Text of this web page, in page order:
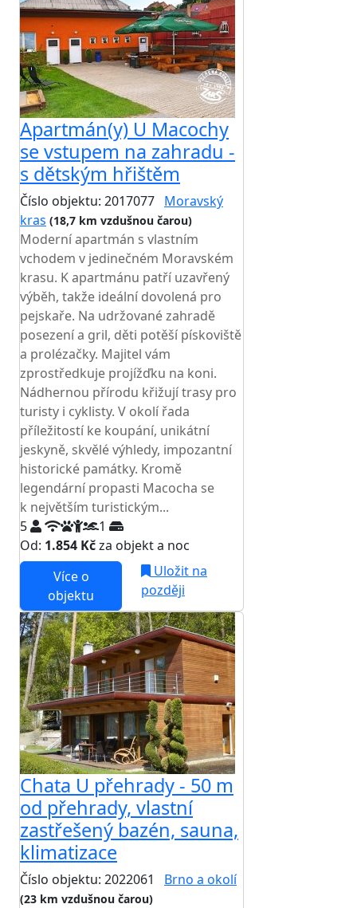
Apartmán(y) U Macochy
se vstupem na zahradu -
s dětským hřištěm
Číslo objektu: 2017077 Moravský
kras (18,7 km vzdušnou čarou)
Moderní apartmán s vlastním
vchodem v jedinečném Moravském
krasu. K apartmánu patří uzavřený
výběh, takže ideální dovolená pro
pejskaře. Na udržované zahradě
posezení a gril, děti potěší pískoviště
a prolézačky. Majitel vám
zprostředkuje projížďku na koni.
Nádhernou přírodu křižují trasy pro
turisty i cyklisty. V okolí řada
příležitostí ke koupání, unikátní
jeskyně, skvělé výhledy, impozantní
historické památky. Kromě
legendární propasti Macocha se
k největším turistickým...
5
1
Od: 1.854 Kčza objekt a noc
Více o
objektu
Uložit na
později
Chata U přehrady - 50 m
od přehrady, vlastní
zastřešený bazén, sauna,
klimatizace
Číslo objektu: 2022061 Brno a okolí
(23 km vzdušnou čarou)